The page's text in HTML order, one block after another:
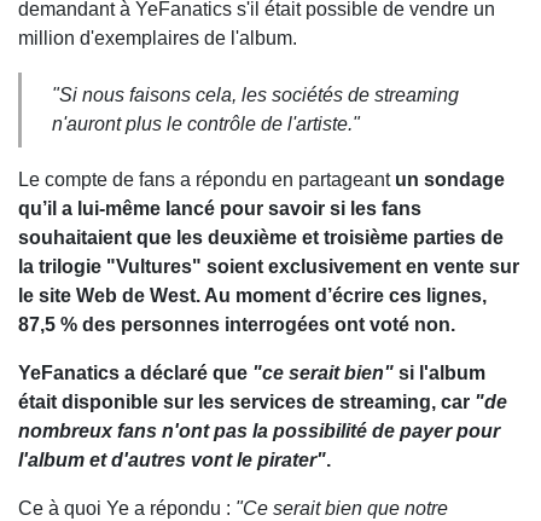
demandant à YeFanatics s'il était possible de vendre un
million d'exemplaires de l'album.
"Si nous faisons cela, les sociétés de streaming
n'auront plus le contrôle de l'artiste."
Le compte de fans a répondu en partageant un sondage
qu’il a lui-même lancé pour savoir si les fans
souhaitaient que les deuxième et troisième parties de
la trilogie "Vultures" soient exclusivement en vente sur
le site Web de West. Au moment d’écrire ces lignes,
87,5 % des personnes interrogées ont voté non.
YeFanatics a déclaré que "ce serait bien" si l'album
était disponible sur les services de streaming, car "de
nombreux fans n'ont pas la possibilité de payer pour
l'album et d'autres vont le pirater".
Ce à quoi Ye a répondu : "Ce serait bien que notre